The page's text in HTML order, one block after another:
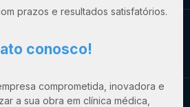
prazos e resultados satisfatórios.
conosco!
comprometida, inovadora e
a sua obra em clínica médica